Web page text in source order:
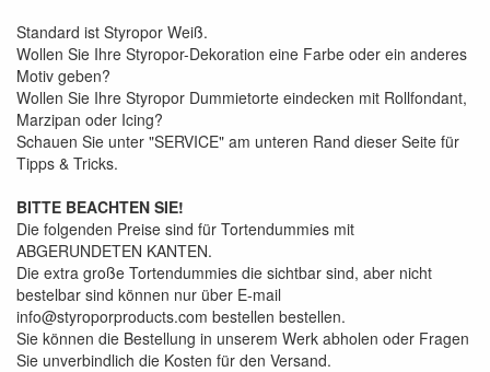
Standard ist Styropor Weiß.
Wollen Sie Ihre Styropor-Dekoration eine Farbe oder ein anderes
Motiv geben?
Wollen Sie Ihre Styropor Dummietorte eindecken mit Rollfondant,
Marzipan oder Icing?
Schauen Sie unter "SERVICE" am unteren Rand dieser Seite für
Tipps & Tricks.
BITTE BEACHTEN SIE!
Die folgenden Preise sind für Tortendummies mit
ABGERUNDETEN KANTEN.
Die extra große Tortendummies die sichtbar sind, aber nicht
bestelbar sind können nur über E-mail
info@styroporproducts.com bestellen bestellen.
Sie können die Bestellung in unserem Werk abholen oder Fragen
Sie unverbindlich die Kosten für den Versand.